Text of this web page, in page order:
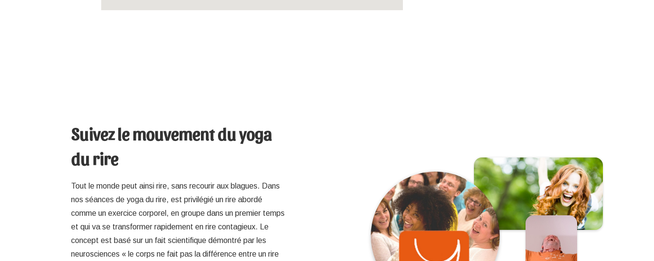
Suivez le mouvement du yoga
du rire
Tout le monde peut ainsi rire, sans recourir aux blagues. Dans
nos séances de yoga du rire, est privilégié un rire abordé
comme un exercice corporel, en groupe dans un premier temps
et qui va se transformer rapidement en rire contagieux. Le
concept est basé sur un fait scientifique démontré par les
neurosciences « le corps ne fait pas la différence entre un rire